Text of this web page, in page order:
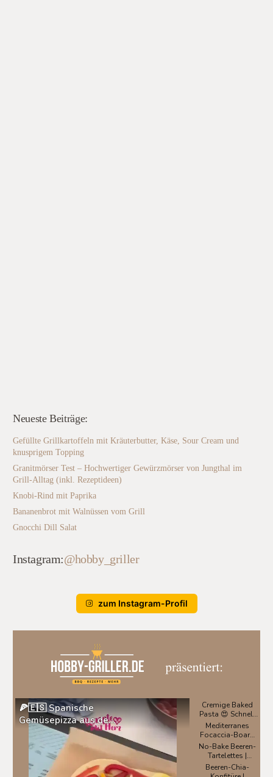
Neueste Beiträge:
Gefüllte Grillkartoffeln mit Kräuterbutter, Käse, Sour Cream und
knusprigem Topping
Granitmörser Test – Hochwertiger Gewürzmörser von Jungthal im
Grill-Alltag (inkl. Rezeptideen)
Knobi-Rind mit Paprika
Bananenbrot mit Walnüssen vom Grill
Gnocchi Dill Salat
Instagram:@hobby_griller
zum Instagram-Profil